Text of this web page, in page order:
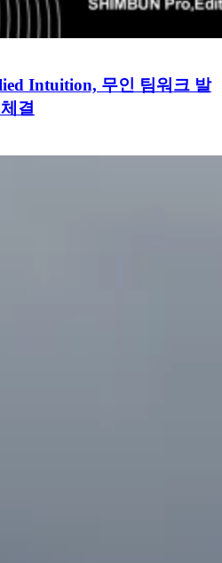
Intuition, 무인 팀워크 발
결